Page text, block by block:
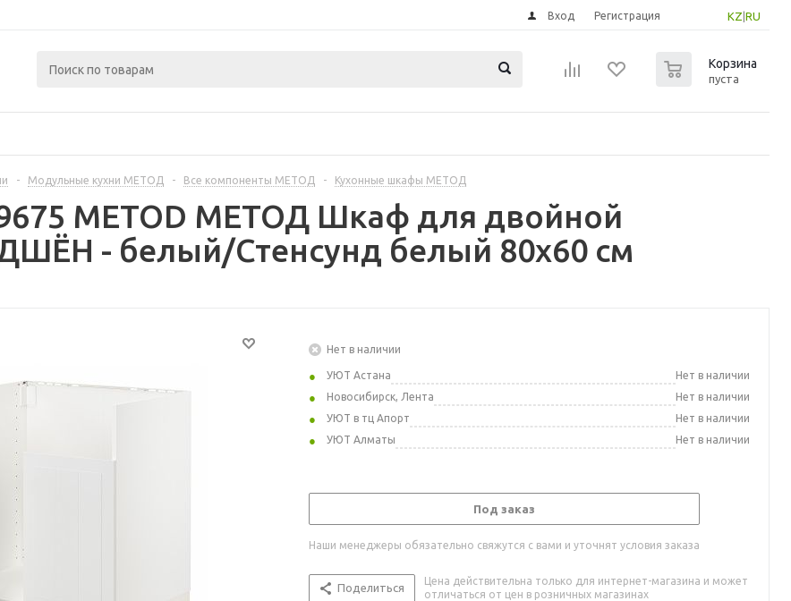
KZ RU
Вход Регистрация
Корзина
пуста
- Модульные кухни МЕТОД - Все компоненты МЕТОД - Кухонные шкафы МЕТОД
METOD МЕТОД Шкаф для двойной
- белый/Стенсунд белый 80x60 см
Нет в наличии
УЮТ Астана
Нет в наличии
Новосибирск, Лента
Нет в наличии
УЮТ в тц Апорт
Нет в наличии
УЮТ Алматы
Нет в наличии
Под заказ
Наши менеджеры обязательно свяжутся с вами и уточнят условия заказа
Поделиться
Цена действительна только для интернет-магазина и может
отличаться от цен в розничных магазинах